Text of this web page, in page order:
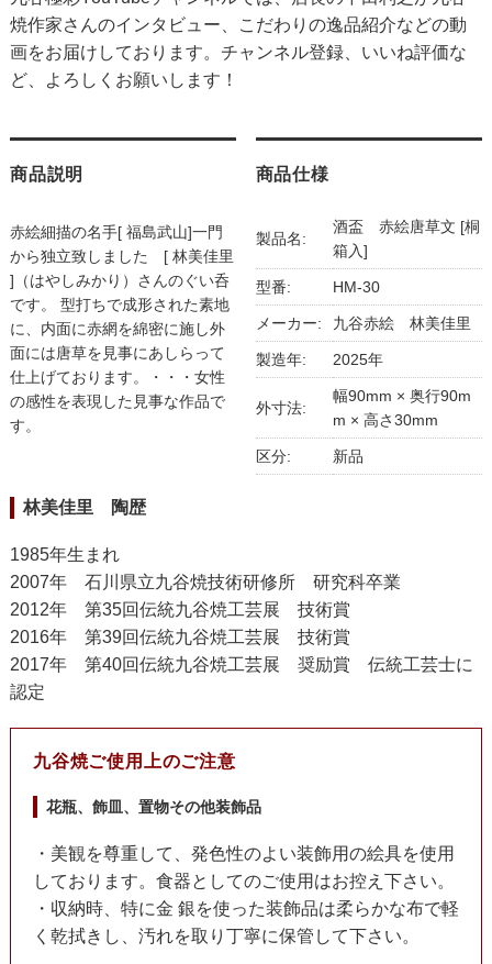
焼作家さんのインタビュー、こだわりの逸品紹介などの動
画をお届けしております。チャンネル登録、いいね評価な
ど、よろしくお願いします！
商品説明
赤絵細描の名手[ 福島武山]一門
から独立致しました [ 林美佳里
]（はやしみかり）さんのぐい呑
です。 型打ちで成形された素地
に、内面に赤網を綿密に施し外
面には唐草を見事にあしらって
仕上げております。・・・女性
の感性を表現した見事な作品で
す。
商品仕様
製品名:
酒盃 赤絵唐草文 [桐
箱入]
型番: HM-30
メーカー: 九谷赤絵 林美佳里
製造年: 2025年
外寸法:
幅90mm × 奥行90m
m × 高さ30mm
区分: 新品
林美佳里 陶歴
1985年生まれ
2007年 石川県立九谷焼技術研修所 研究科卒業
2012年 第35回伝統九谷焼工芸展 技術賞
2016年 第39回伝統九谷焼工芸展 技術賞
2017年 第40回伝統九谷焼工芸展 奨励賞 伝統工芸士に
認定
九谷焼ご使用上のご注意
花瓶、飾皿、置物その他装飾品
・美観を尊重して、発色性のよい装飾用の絵具を使用
しております。食器としてのご使用はお控え下さい。
・収納時、特に金 銀を使った装飾品は柔らかな布で軽
く乾拭きし、汚れを取り丁寧に保管して下さい。